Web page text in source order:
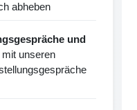
abheben
und
unseren